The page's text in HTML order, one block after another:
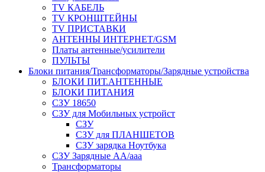
TV КАБЕЛЬ
TV КРОНШТЕЙНЫ
TV ПРИСТАВКИ
АНТЕННЫ ИНТЕРНЕТ/GSM
Платы антенные/усилители
ПУЛЬТЫ
Блоки питания/Трансформаторы/Зарядные устройства
БЛОКИ ПИТ.АНТЕННЫЕ
БЛОКИ ПИТАНИЯ
СЗУ 18650
СЗУ для Мобильных устройст
СЗУ
СЗУ для ПЛАНШЕТОВ
СЗУ зарядка Ноутбука
СЗУ Зарядные АА/ааа
Трансформаторы